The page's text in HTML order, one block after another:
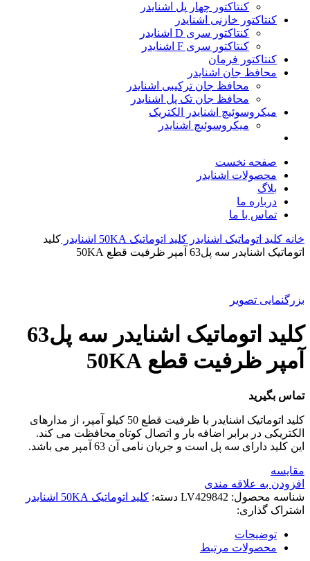
کنتاکتور چهار پل اشنایدر
کنتاکتور خازنی اشنایدر
کنتاکتور سری D اشنایدر
کنتاکتور سری F اشنایدر
کنتاکتور فرمان
محافظ جان اشنایدر
محافظ جان ترکیبی اشنایدر
محافظ جان تک پل اشنایدر
میکروسوئیچ اشنایدر الکتریک
میکروسوئیچ اشنایدر
صفحه نخست
محصولات اشنایدر
بلاگ
درباره ما
تماس با ما
خانه کلید اتوماتیک اشنایدر کلید اتوماتیک 50KA اشنایدر
کليد
اتوماتیک اشنایدر سه پل63 آمپر ظرفیت قطع 50KA
بزرگنمایی تصویر
کليد اتوماتیک اشنایدر سه پل63
آمپر ظرفیت قطع 50KA
تماس بگیرید
کلید اتوماتیک اشنایدر با ظرفیت قطع 50 کیلو آمپر، از مدارهای
الکتریکی در برابر اضافه بار و اتصال کوتاه محافظت می کند.
این کلید دارای سه پل است و جریان نامی آن 63 آمپر می باشد.
مقایسه
افزودن به علاقه مندی
شناسه محصول: LV429842 دسته: کلید اتوماتیک 50KA اشنایدر
اشتراک گذاری:
توضیحات
محصولات مرتبط